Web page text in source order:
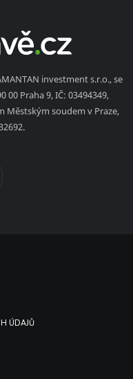
investment s.r.o., se
00 Praha 9, IČ: 03494349,
Městským soudem v Praze,
ÚDAJŮ